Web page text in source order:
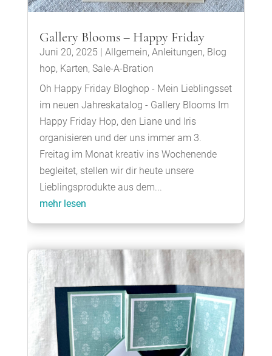
Gallery Blooms – Happy Friday
Juni 20, 2025 | Allgemein, Anleitungen, Blog
hop, Karten, Sale-A-Bration
Oh Happy Friday Bloghop - Mein Lieblingsset
im neuen Jahreskatalog - Gallery Blooms Im
Happy Friday Hop, den Liane und Iris
organisieren und der uns immer am 3.
Freitag im Monat kreativ ins Wochenende
begleitet, stellen wir dir heute unsere
Lieblingsprodukte aus dem...
mehr lesen